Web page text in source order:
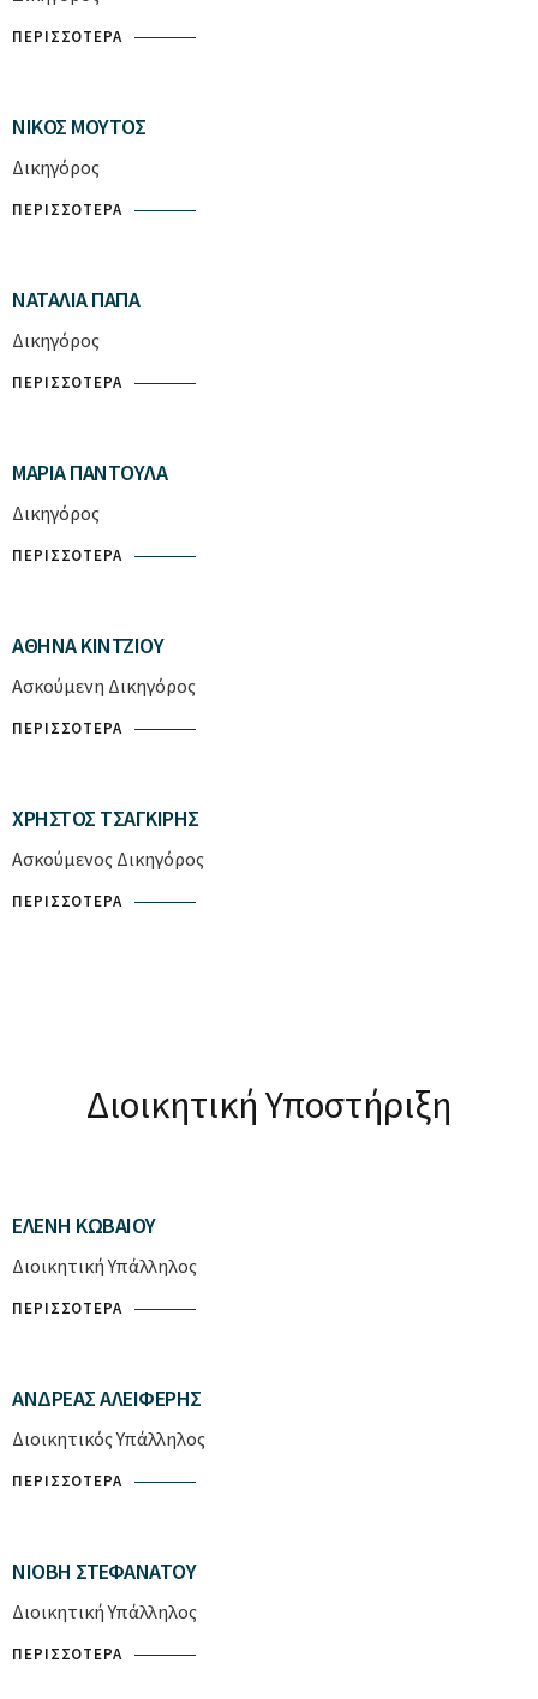
ΠΕΡΙΣΣΌΤΕΡΑ
ΝΊΚΟΣ ΜΟΎΤΟΣ
Δικηγόρος
ΠΕΡΙΣΣΌΤΕΡΑ
ΝΑΤΑΛΊΑ ΠΑΠΆ
Δικηγόρος
ΠΕΡΙΣΣΌΤΕΡΑ
ΜΑΡΊΑ ΠΑΝΤΟΎΛΑ
Δικηγόρος
ΠΕΡΙΣΣΌΤΕΡΑ
ΑΘΗΝΆ ΚΊΝΤΖΙΟΥ
Ασκούμενη Δικηγόρος
ΠΕΡΙΣΣΌΤΕΡΑ
ΧΡΉΣΤΟΣ ΤΣΑΓΚΊΡΗΣ
Ασκούμενος Δικηγόρος
ΠΕΡΙΣΣΌΤΕΡΑ
Διοικητική Υποστήριξη
ΕΛΈΝΗ ΚΩΒΑΊΟΥ
Διοικητική Υπάλληλος
ΠΕΡΙΣΣΌΤΕΡΑ
ΑΝΔΡΈΑΣ ΑΛΕΙΦΈΡΗΣ
Διοικητικός Υπάλληλος
ΠΕΡΙΣΣΌΤΕΡΑ
ΝΙΌΒΗ ΣΤΕΦΑΝΆΤΟΥ
Διοικητική Υπάλληλος
ΠΕΡΙΣΣΌΤΕΡΑ